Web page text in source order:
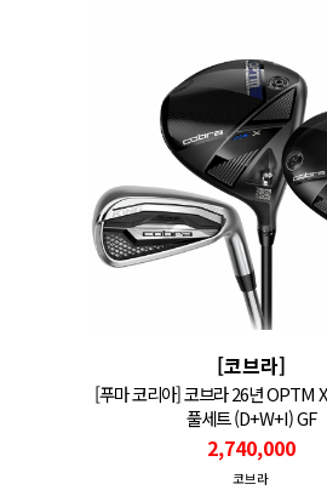
[코브라]
[푸마 코리아] 코브라 26년 OPTM
풀세트 (D+W+I) GF
2,740,000
코브라